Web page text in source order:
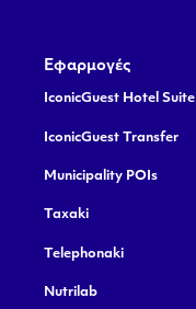
Εφαρμογές
IconicGuest Hotel Suite
IconicGuest Transfer
Municipality POIs
Taxaki
Telephonaki
Nutrilab